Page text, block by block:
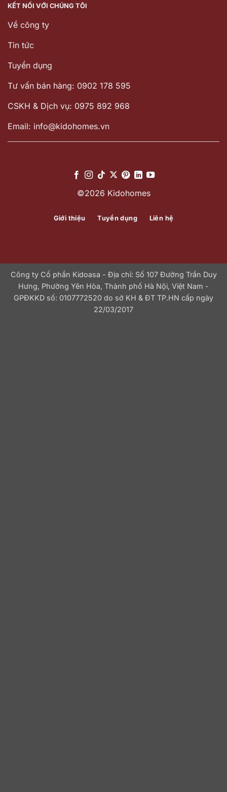
KẾT NỐI VỚI CHÚNG TÔI
Về công ty
Tin tức
Tuyển dụng
Tư vấn bán hàng: 0902 178 595
CSKH & Dịch vụ: 0975 892 968
Email: info@kidohomes.vn
©2026 Kidohomes
Giới thiệu Tuyển dụng Liên hệ
Công ty Cổ phần Kidoasa - Địa chỉ: Số 107 Đường Trần Duy
Hưng, Phường Yên Hòa, Thành phố Hà Nội, Việt Nam -
GPĐKKD số: 0107772520 do sở KH & ĐT TP.HN cấp ngày
22/03/2017